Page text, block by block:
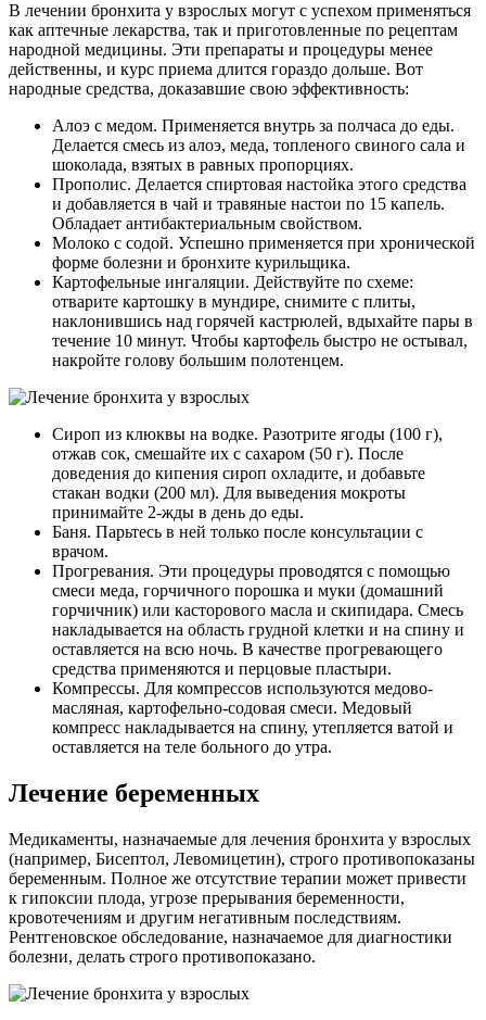
В лечении бронхита у взрослых могут с успехом применяться
как аптечные лекарства, так и приготовленные по рецептам
народной медицины. Эти препараты и процедуры менее
действенны, и курс приема длится гораздо дольше. Вот
народные средства, доказавшие свою эффективность:
Алоэ с медом. Применяется внутрь за полчаса до еды.
Делается смесь из алоэ, меда, топленого свиного сала и
шоколада, взятых в равных пропорциях.
Прополис. Делается спиртовая настойка этого средства
и добавляется в чай и травяные настои по 15 капель.
Обладает антибактериальным свойством.
Молоко с содой. Успешно применяется при хронической
форме болезни и бронхите курильщика.
Картофельные ингаляции. Действуйте по схеме:
отварите картошку в мундире, снимите с плиты,
наклонившись над горячей кастрюлей, вдыхайте пары в
течение 10 минут. Чтобы картофель быстро не остывал,
накройте голову большим полотенцем.
Сироп из клюквы на водке. Разотрите ягоды (100 г),
отжав сок, смешайте их с сахаром (50 г). После
доведения до кипения сироп охладите, и добавьте
стакан водки (200 мл). Для выведения мокроты
принимайте 2-жды в день до еды.
Баня. Парьтесь в ней только после консультации с
врачом.
Прогревания. Эти процедуры проводятся с помощью
смеси меда, горчичного порошка и муки (домашний
горчичник) или касторового масла и скипидара. Смесь
накладывается на область грудной клетки и на спину и
оставляется на всю ночь. В качестве прогревающего
средства применяются и перцовые пластыри.
Компрессы. Для компрессов используются медово-
масляная, картофельно-содовая смеси. Медовый
компресс накладывается на спину, утепляется ватой и
оставляется на теле больного до утра.
Лечение беременных
Медикаменты, назначаемые для лечения бронхита у взрослых
(например, Бисептол, Левомицетин), строго противопоказаны
беременным. Полное же отсутствие терапии может привести
к гипоксии плода, угрозе прерывания беременности,
кровотечениям и другим негативным последствиям.
Рентгеновское обследование, назначаемое для диагностики
болезни, делать строго противопоказано.